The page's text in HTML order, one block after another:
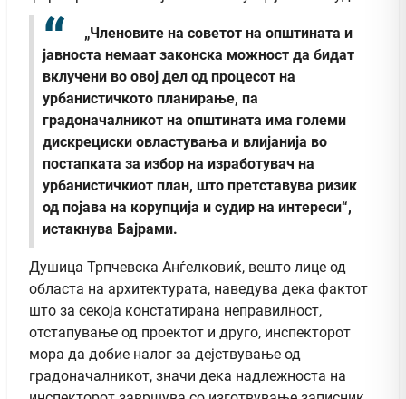
„Членовите на советот на општината и
јавноста немаат законска можност да бидат
вклучени во овој дел од процесот на
урбанистичкото планирање, па
градоначалникот на општината има големи
дискрециски овластувања и влијанија во
постапката за избор на изработувач на
урбанистичкиот план, што претставува ризик
од појава на корупција и судир на интереси“,
истакнува Бајрами.
Душица Трпчевска Анѓелковиќ, вешто лице од
областа на архитектурата, наведува дека фактот
што за секоја констатирана неправилност,
отстапување од проектот и друго, инспекторот
мора да добие налог за дејствување од
градоначалникот, значи дека надлежноста на